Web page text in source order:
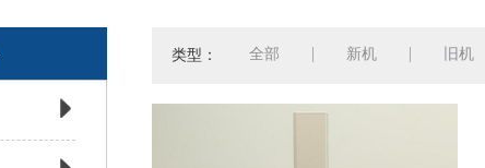
类型： 全部 新机 旧机